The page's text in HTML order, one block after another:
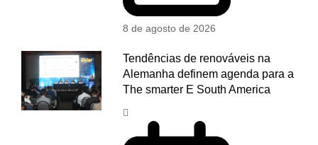
8 de agosto de 2026
Tendências de renováveis na
Alemanha definem agenda para a
The smarter E South America